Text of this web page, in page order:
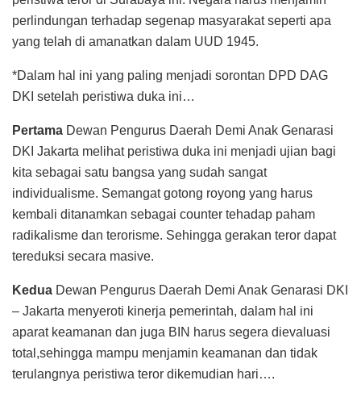
perlindungan terhadap segenap masyarakat seperti apa
yang telah di amanatkan dalam UUD 1945.
*Dalam hal ini yang paling menjadi sorontan DPD DAG
DKI setelah peristiwa duka ini…
Pertama Dewan Pengurus Daerah Demi Anak Genarasi
DKI Jakarta melihat peristiwa duka ini menjadi ujian bagi
kita sebagai satu bangsa yang sudah sangat
individualisme. Semangat gotong royong yang harus
kembali ditanamkan sebagai counter tehadap paham
radikalisme dan terorisme. Sehingga gerakan teror dapat
tereduksi secara masive.
Kedua Dewan Pengurus Daerah Demi Anak Genarasi DKI
– Jakarta menyeroti kinerja pemerintah, dalam hal ini
aparat keamanan dan juga BIN harus segera dievaluasi
total,sehingga mampu menjamin keamanan dan tidak
terulangnya peristiwa teror dikemudian hari….